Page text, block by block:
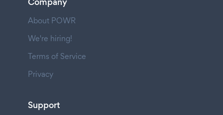
About POWR
We're hiring!
Terms of Service
Privacy
Support